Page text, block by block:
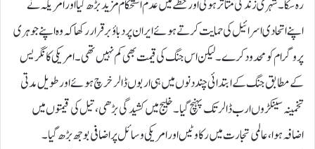
رہ سکا۔ شہری زندگی متاثر ہوئی اور خطے میں عدم استحکام مزید بڑھ گیااور امریکہ نے
اپنے اتحادی اسرائیل کی حمایت کرتے ہوئے ایران پر دباؤ برقرار رکھا کہ وہ اپنے جوہری
پروگرام کو محدود کرے۔لیکن اس جنگ کی قیمت بھی کم نہیں تھی۔امریکی کانگریس
کے مطابق جنگ کے ابتدائی چند دنوں میں ہی اربوں ڈالر خرچ ہوئے اور طویل مدتی
تخمینہ سینکڑوں ارب ڈالر تک پہنچ گیا۔ خلیج میں کشیدگی بڑھی، تیل کی قیمتوں میں
اضافہ ہوا، عالمی تجارت میں رکاوٹیں اور امریکی وسائل پر اضافی بوجھ بڑھ گیا۔